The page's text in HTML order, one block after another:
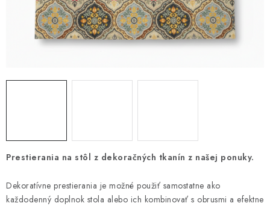
Platba a doprava
Reklamačný poriadok
Všeobecné obchodné podmienky
Ako využíváme cookies
Ochrana osobných údajov
Odstúpenie od zmluvy
Prestierania na stôl z dekoračných tkanín z našej ponuky.
Dekoratívne prestierania je možné použiť samostatne ako
každodenný doplnok stola alebo ich kombinovať s obrusmi a efektne